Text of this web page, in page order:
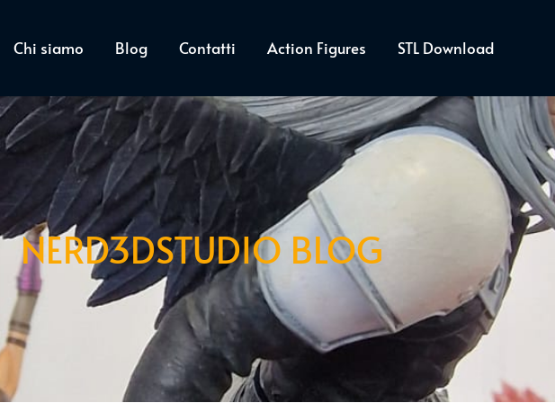
Chi siamo Blog Contatti Action Figures STL Download
NERD3DSTUDIO BLOG